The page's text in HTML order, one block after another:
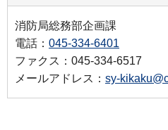
消防局総務部企画課
電話： 045-334-6401
ファクス：045-334-6517
メールアドレス： sy-